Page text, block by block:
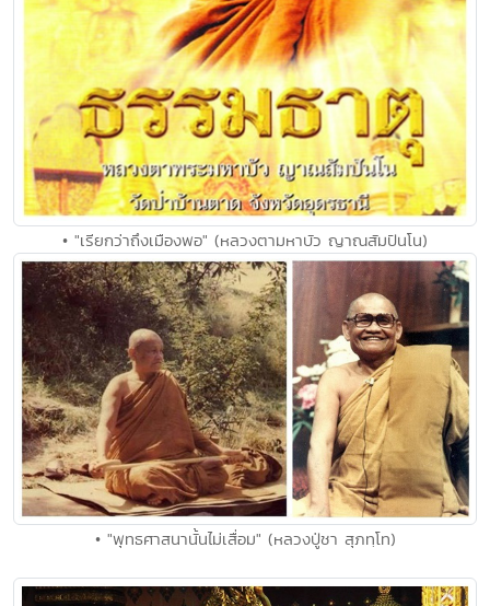
• "เรียกว่าถึงเมืองพอ" (หลวงตามหาบัว ญาณสัมปันโน)
• "พุทธศาสนานั้นไม่เสื่อม" (หลวงปู่ชา สุภทฺโท)